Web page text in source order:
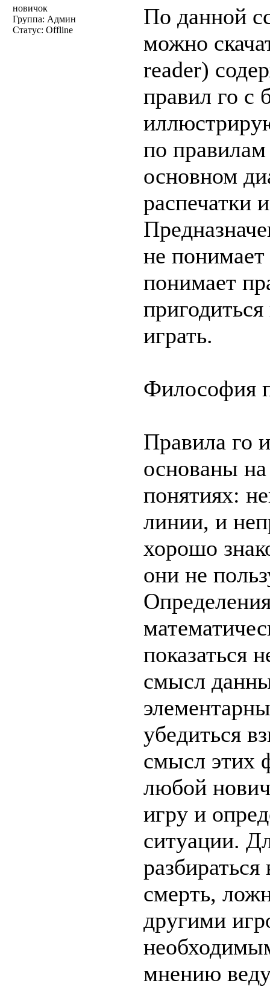
новичок
Группа: Админ
Статус: Offline
По данной
можно
reader)
правил го с
по правилам
основном
распечатки
не понимает
понимает
играть.
Философия
Правила го
основаны
понятиях:
линии, и
хорошо
они не
показаться
смысл
убедиться
смысл этих
любой
игру и
ситуации.
смерть,
другими
мнению